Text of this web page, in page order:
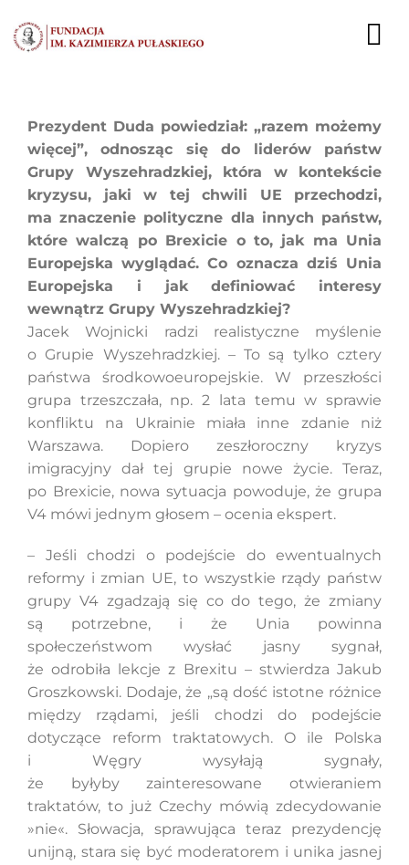
do
zawartości
EKSPERCI
PUBLIKACJE
DZIAŁALNOŚĆ
FUNDACJA
KARIERA
Szukaj
Prezydent Duda powiedział: „razem możemy
więcej”, odnosząc się do liderów państw
Grupy Wyszehradzkiej, która w kontekście
kryzysu, jaki w tej chwili UE przechodzi,
ma znaczenie polityczne dla innych państw,
które walczą po Brexicie o to, jak ma Unia
Europejska wyglądać. Co oznacza dziś Unia
Europejska i jak definiować interesy
wewnątrz Grupy Wyszehradzkiej?
Jacek Wojnicki radzi realistyczne myślenie
o Grupie Wyszehradzkiej. – To są tylko cztery
państwa środkowoeuropejskie. W przeszłości
grupa trzeszczała, np. 2 lata temu w sprawie
konfliktu na Ukrainie miała inne zdanie niż
Warszawa. Dopiero zeszłoroczny kryzys
imigracyjny dał tej grupie nowe życie. Teraz,
po Brexicie, nowa sytuacja powoduje, że grupa
V4 mówi jednym głosem – ocenia ekspert.
– Jeśli chodzi o podejście do ewentualnych
reformy i zmian UE, to wszystkie rządy państw
grupy V4 zgadzają się co do tego, że zmiany
są potrzebne, i że Unia powinna
społeczeństwom wysłać jasny sygnał,
że odrobiła lekcje z Brexitu – stwierdza Jakub
Groszkowski. Dodaje, że „są dość istotne różnice
między rządami, jeśli chodzi do podejście
dotyczące reform traktatowych. O ile Polska
i Węgry wysyłają sygnały,
że byłyby zainteresowane otwieraniem
traktatów, to już Czechy mówią zdecydowanie
»nie«. Słowacja, sprawująca teraz prezydencję
unijną, stara się być moderatorem i unika jasnej